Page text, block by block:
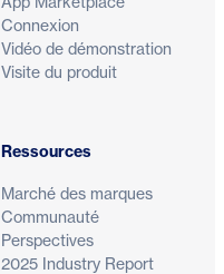
Connexion
Vidéo de démonstration
Visite du produit
Ressources
Marché des marques
Communauté
Perspectives
2025 Industry Report